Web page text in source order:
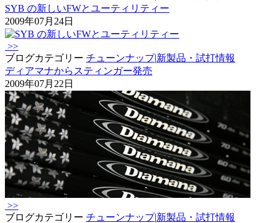
SYB の新しいFWとユーティリティー
2009年07月24日
>>
ブログカテゴリー チューンナップ|新製品・試打情報
ディアマナからスティンガー発売
2009年07月22日
>>
ブログカテゴリー チューンナップ|新製品・試打情報